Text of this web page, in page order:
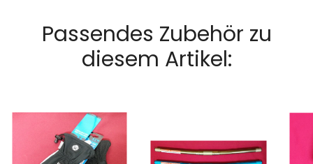
Passendes Zubehör zu
diesem Artikel: